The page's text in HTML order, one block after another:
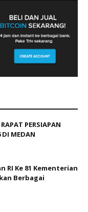
PERSIAPAN
DI MEDAN
RI Ke 81 Kementerian
Berbagai